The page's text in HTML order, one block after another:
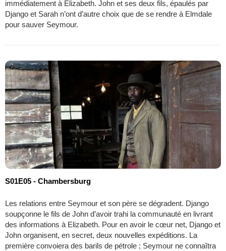
immédiatement à Elizabeth. John et ses deux fils, épaulés par
Django et Sarah n’ont d’autre choix que de se rendre à Elmdale
pour sauver Seymour.
S01E05 - Chambersburg
Les relations entre Seymour et son père se dégradent. Django
soupçonne le fils de John d’avoir trahi la communauté en livrant
des informations à Elizabeth. Pour en avoir le cœur net, Django et
John organisent, en secret, deux nouvelles expéditions. La
première convoiera des barils de pétrole ; Seymour ne connaîtra